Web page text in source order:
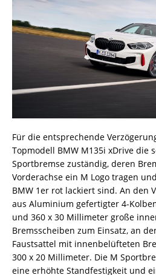
Für die entsprechende
Topmodell BMW M135i xDrive die
Sportbremse zuständig, deren
Vorderachse ein M Logo tragen
BMW 1er rot lackiert sind. An den
aus Aluminium gefertigter 4-
und 360 x 30 Millimeter große
Bremsscheiben zum Einsatz, an
Faustsattel mit innenbelüfteten
300 x 20 Millimeter. Die M
eine erhöhte Standfestigkeit und